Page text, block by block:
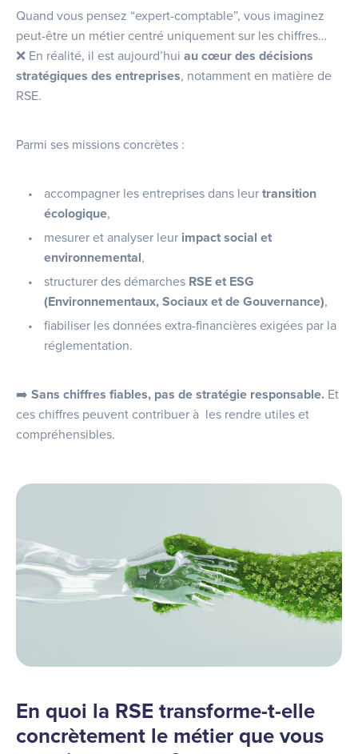
Quand vous pensez “expert-comptable”, vous imaginez
peut-être un métier centré uniquement sur les chiffres…
❌ En réalité, il est aujourd’hui au cœur des décisions
stratégiques des entreprises, notamment en matière de
RSE.
Parmi ses missions concrètes :
accompagner les entreprises dans leur transition
écologique,
mesurer et analyser leur impact social et
environnemental,
structurer des démarches RSE et ESG
(Environnementaux, Sociaux et de Gouvernance),
fiabiliser les données extra-financières exigées par la
réglementation.
➡️ Sans chiffres fiables, pas de stratégie responsable. Et
ces chiffres peuvent contribuer à les rendre utiles et
compréhensibles.
En quoi la RSE transforme-t-elle
concrètement le métier que vous